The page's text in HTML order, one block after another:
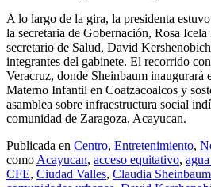
A lo largo de la gira, la presidenta
la secretaria de Gobernación, Rosa
secretario de Salud, David
integrantes del gabinete. El recorrido
Veracruz, donde Sheinbaum inaugurará
Materno Infantil en Coatzacoalcos y
asamblea sobre infraestructura social
comunidad de Zaragoza, Acayucan.
Publicada en Centro, Entretenimiento,
como Acayucan, acceso equitativo,
CFE, Ciudad Valles, Claudia Sheinbaum